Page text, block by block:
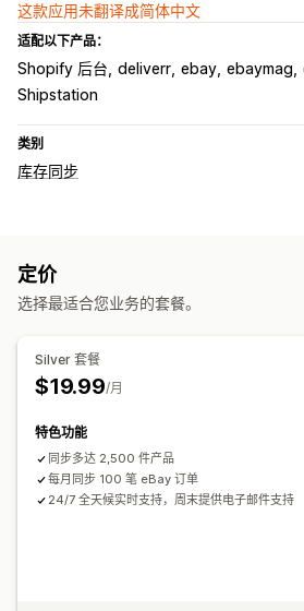
这款应用未翻译成简体中文
适配以下产品：
Shopify 后台 deliverr ebay ebaymag
Shipstation
类别
库存同步
实时
库存提醒
数据导入和导出
定价
选择最适合您业务的套餐。
Silver 套餐
$19.99/月
特色功能
同步多达 2,500 件产品
每月同步 100 笔 eBay 订单
24/7 全天候实时支持，周末提供电子邮件支持